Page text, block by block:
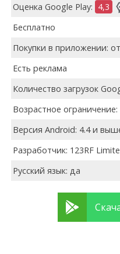
Оценка Google Play: 4,3
Бесплатно
Покупки в приложении:
Есть реклама
Количество загрузок
Возрастное ограничение:
Версия Android: 4.4 и
Разработчик: 123RF
Русский язык: да